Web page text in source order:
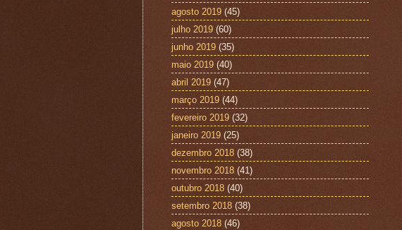
agosto 2019 (45)
julho 2019 (60)
junho 2019 (35)
maio 2019 (40)
abril 2019 (47)
março 2019 (44)
fevereiro 2019 (32)
janeiro 2019 (25)
dezembro 2018 (38)
novembro 2018 (41)
outubro 2018 (40)
setembro 2018 (38)
agosto 2018 (46)